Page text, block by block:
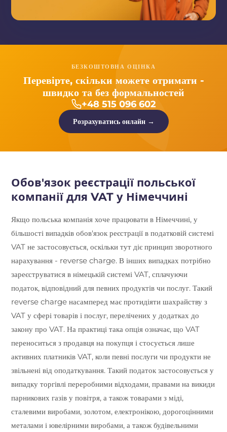
БЕЗКОШТОВНА ОЦІНКА
Перевірте, скільки можете отримати -
швидко та без формальностей
+48 515 096 602
Розрахуватись онлайн →
Обов'язок реєстрації польської
компанії для VAT у Німеччині
Якщо польська компанія хоче працювати в Німеччині, у
більшості випадків обов'язок реєстрації в податковій системі
VAT не застосовується, оскільки тут діє принцип зворотного
нарахування - reverse charge. В інших випадках потрібно
зареєструватися в німецькій системі VAT, сплачуючи
податок, відповідний для певних продуктів чи послуг. Такий
reverse charge насамперед має протидіяти шахрайству з
VAT у сфері товарів і послуг, перелічених у додатках до
закону про VAT. На практиці така опція означає, що VAT
переноситься з продавця на покупця і стосується лише
активних платників VAT, коли певні послуги чи продукти не
звільнені від оподаткування. Такий податок застосовується у
випадку торгівлі переробними відходами, правами на викиди
парникових газів у повітря, а також товарами з міді,
сталевими виробами, золотом, електронікою, дорогоцінними
металами і ювелірними виробами, а також будівельними